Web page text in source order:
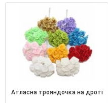
атласна трояндочка на дроті